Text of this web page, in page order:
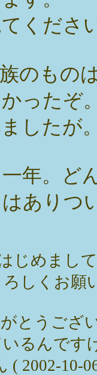
くださ
のもの
ったぞ
したが
年。ど
ありつ
じめまし
しくお願
とうござ
るんです
( 2002-10-